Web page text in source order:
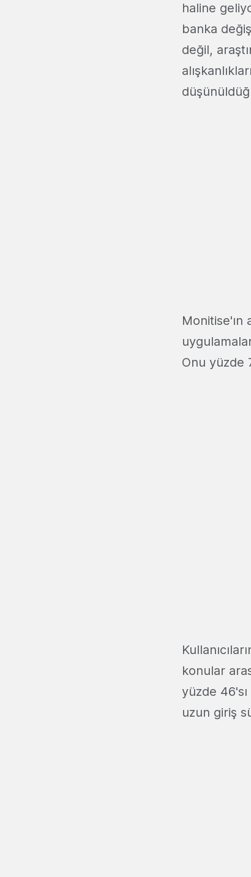
haline
banka
değil,
Monitise'ın
Onu yüzde
konular
yüzde
uzun giriş